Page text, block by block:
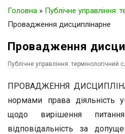
Головна » Публічне управління:
Провадження дисциплінарне
Провадження
Публічне управління: термінологічний
ПРОВАДЖЕННЯ
нормами права діяльність
щодо вирішення
відповідальність за